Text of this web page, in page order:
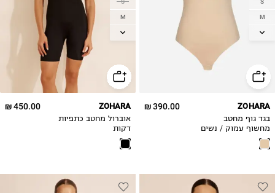
S
M
L
390.00 ₪ ZOHARA
בגד גוף מחטב
מחשוף עמוק / נשים
S
M
L
2XL
450.00 ₪ ZOHARA
אוברול מחטב כתפיות
דקות